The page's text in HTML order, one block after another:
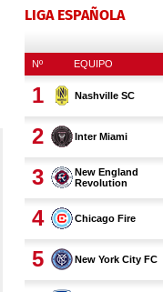
LIGA ESPAÑOLA